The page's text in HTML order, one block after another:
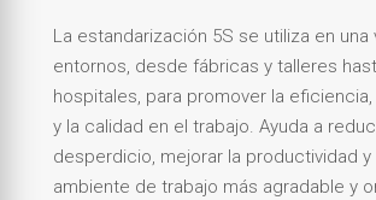
La estandarización 5S se utiliza en una
entornos, desde fábricas y talleres
hospitales, para promover la
y la calidad en el trabajo. Ayuda a
desperdicio, mejorar la productividad y
ambiente de trabajo más agradable y